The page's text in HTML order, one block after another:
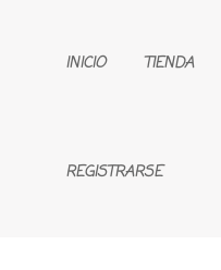
INICIO TIENDA
REGISTRARSE